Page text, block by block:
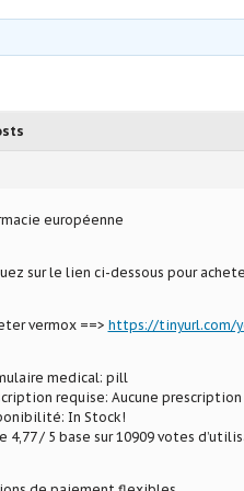
européenne
sur le lien ci-dessous pour
vermox ==> https://tinyurl.com/
medical: pill
requise: Aucune
In Stock!
4,77 / 5 base sur 10909 votes